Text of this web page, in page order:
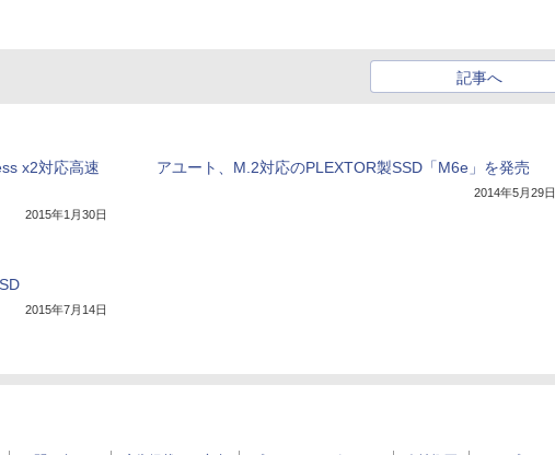
記事へ
x2対応高速
2015年1月30日
アユート、M.2対応のPLEXTOR製SSD「M6e」を発売
2014年5月29日
2015年7月14日